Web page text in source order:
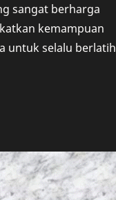
sangat berharga
kemampuan
untuk selalu berlatih